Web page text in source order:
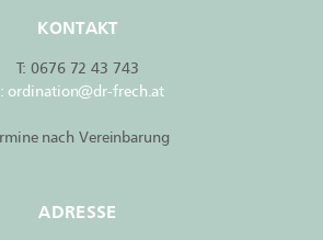
KONTAKT
T:0676 72 43 743
ordination@dr-frech.at
nach Vereinbarung
ADRESSE